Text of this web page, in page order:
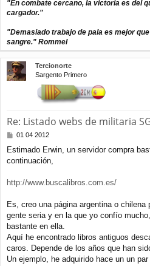
e
"En combate cercano, la victoria es del
cargador."
"Demasiado trabajo de pala es mejor
sangre." Rommel
Tercionorte
Sargento Primero
Re: Listado webs de militaria
M
n
s
j
e
01 04 2012
Estimado Erwin, un servidor compra
continuación,
http://www.buscalibros.com.es/
Es, creo una página argentina o
gente seria y en la que yo confío
bastante en ella.
Aquí he encontrado libros antiguos
caros. Depende de los años que han
Un ejemplo, he adquirido hace un un